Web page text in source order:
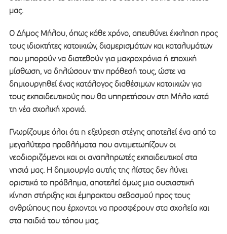
μας.
Ο Δήμος Μήλου, όπως κάθε χρόνο, απευθύνει έκκληση προς
τους ιδιοκτήτες κατοικιών, διαμερισμάτων και καταλυμάτων
που μπορούν να διατεθούν για μακροχρόνια ή εποχική
μίσθωση, να δηλώσουν την πρόθεσή τους, ώστε να
δημιουργηθεί ένας κατάλογος διαθέσιμων κατοικιών για
τους εκπαιδευτικούς που θα υπηρετήσουν στη Μήλο κατά
τη νέα σχολική χρονιά.
Γνωρίζουμε όλοι ότι η εξεύρεση στέγης αποτελεί ένα από τα
μεγαλύτερα προβλήματα που αντιμετωπίζουν οι
νεοδιοριζόμενοι και οι αναπληρωτές εκπαιδευτικοί στα
νησιά μας. Η δημιουργία αυτής της λίστας δεν λύνει
οριστικά το πρόβλημα, αποτελεί όμως μια ουσιαστική
κίνηση στήριξης και έμπρακτου σεβασμού προς τους
ανθρώπους που έρχονται να προσφέρουν στα σχολεία και
στα παιδιά του τόπου μας.